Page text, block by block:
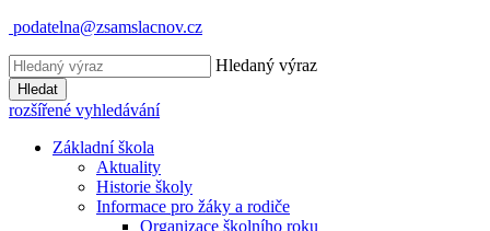
podatelna@zsamslacnov.cz
Hledaný výraz
Hledat
rozšířené vyhledávání
Základní škola
Aktuality
Historie školy
Informace pro žáky a rodiče
Organizace školního roku